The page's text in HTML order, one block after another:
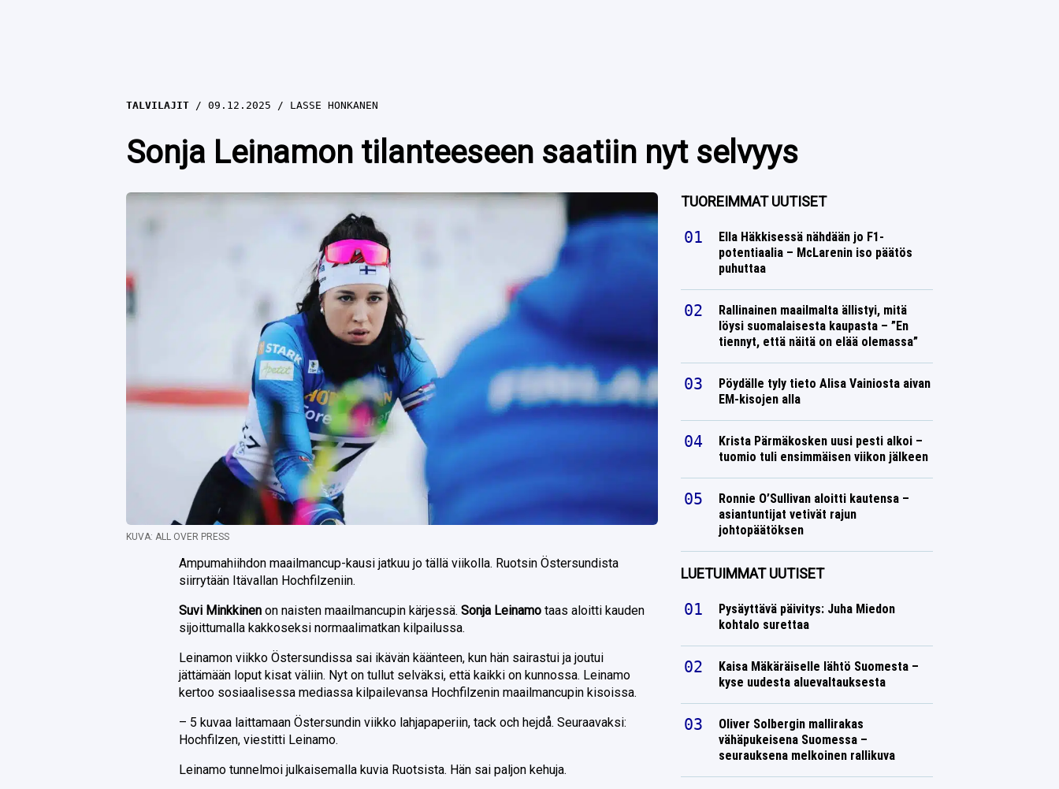
TALVILAJIT 09.12.2025 LASSE HONKANEN
Sonja Leinamon tilanteeseen saatiin nyt selvyys
KUVA: ALL OVER PRESS
Ampumahiihdon maailmancup-kausi jatkuu jo tällä viikolla. Ruotsin Östersundista
siirrytään Itävallan Hochfilzeniin.
Suvi Minkkinen on naisten maailmancupin kärjessä.Sonja Leinamo taas aloitti kauden
sijoittumalla kakkoseksi normaalimatkan kilpailussa.
Leinamon viikko Östersundissa sai ikävän käänteen, kun hän sairastui ja joutui
jättämään loput kisat väliin. Nyt on tullut selväksi, että kaikki on kunnossa. Leinamo
kertoo sosiaalisessa mediassa kilpailevansa Hochfilzenin maailmancupin kisoissa.
– 5 kuvaa laittamaan Östersundin viikko lahjapaperiin, tack och hejdå. Seuraavaksi:
Hochfilzen, viestitti Leinamo.
Leinamo tunnelmoi julkaisemalla kuvia Ruotsista. Hän sai paljon kehuja.
TUOREIMMAT UUTISET
Ella Häkkisessä nähdään jo F1-
potentiaalia – McLarenin iso päätös
puhuttaa
Rallinainen maailmalta ällistyi, mitä
löysi suomalaisesta kaupasta – ”En
tiennyt, että näitä on elää olemassa”
Pöydälle tyly tieto Alisa Vainiosta aivan
EM-kisojen alla
Krista Pärmäkosken uusi pesti alkoi –
tuomio tuli ensimmäisen viikon jälkeen
Ronnie O’Sullivan aloitti kautensa –
asiantuntijat vetivät rajun
johtopäätöksen
LUETUIMMAT UUTISET
Pysäyttävä päivitys: Juha Miedon
kohtalo surettaa
Kaisa Mäkäräiselle lähtö Suomesta –
kyse uudesta aluevaltauksesta
Oliver Solbergin mallirakas
vähäpukeisena Suomessa –
seurauksena melkoinen rallikuva